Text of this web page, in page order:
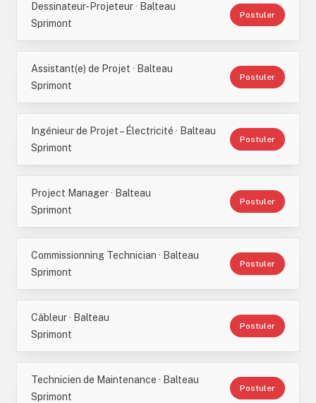
Dessinateur-Projeteur · Balteau
Sprimont
Postuler
Assistant(e) de Projet · Balteau
Sprimont
Postuler
Ingénieur de Projet – Électricité · Balteau
Sprimont
Postuler
Project Manager · Balteau
Sprimont
Postuler
Commissionning Technician · Balteau
Sprimont
Postuler
Câbleur · Balteau
Sprimont
Postuler
Technicien de Maintenance · Balteau
Sprimont
Postuler